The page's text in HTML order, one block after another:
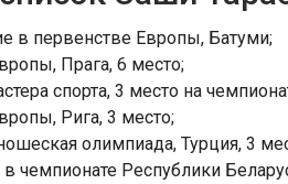
в первенстве Европы, Батуми;
Прага, 6 место;
спорта, 3 место на
Рига, 3 место;
олимпиада, Турция, 3
чемпионате Республики